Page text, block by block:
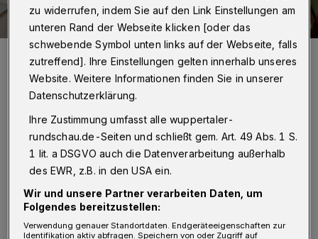
Mahlzeit! Petra Gerbrandt in ihrem Element im Heckinghauser „Café
Johannis“. Besonders freut sie sich übrigens auf den 19. April: Dann
gibt’s in der Stadthalle das „Bee Gees“-Musical „Massachusetts“.
Petra Gerbrandt und ihr verstorbener Mann sind immer große Fans
der „Bee Gees“ gewesen.
Von Stefan Seitz
zu widerrufen, indem Sie auf den Link Einstellungen am
unteren Rand der Webseite klicken [oder das
schwebende Symbol unten links auf der Webseite, falls
zutreffend]. Ihre Einstellungen gelten innerhalb unseres
Website. Weitere Informationen finden Sie in unserer
Datenschutzerklärung.
Ihre Zustimmung umfasst alle wuppertaler-
rundschau.de-Seiten und schließt gem. Art. 49 Abs. 1 S.
1 lit. a DSGVO auch die Datenverarbeitung außerhalb
des EWR, z.B. in den USA ein.
Wir und unsere Partner verarbeiten Daten, um
Folgendes bereitzustellen:
Verwendung genauer Standortdaten. Endgeräteeigenschaften zur
Identifikation aktiv abfragen. Speichern von oder Zugriff auf